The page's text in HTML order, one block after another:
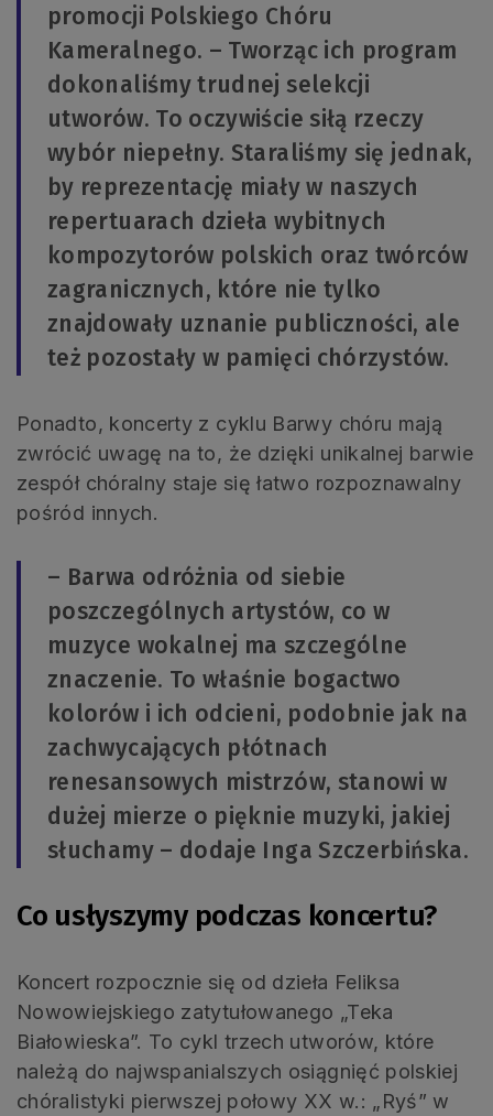
promocji Polskiego Chóru
Kameralnego. – Tworząc ich program
dokonaliśmy trudnej selekcji
utworów. To oczywiście siłą rzeczy
wybór niepełny. Staraliśmy się jednak,
by reprezentację miały w naszych
repertuarach dzieła wybitnych
kompozytorów polskich oraz twórców
zagranicznych, które nie tylko
znajdowały uznanie publiczności, ale
też pozostały w pamięci chórzystów.
Ponadto, koncerty z cyklu Barwy chóru mają
zwrócić uwagę na to, że dzięki unikalnej barwie
zespół chóralny staje się łatwo rozpoznawalny
pośród innych.
– Barwa odróżnia od siebie
poszczególnych artystów, co w
muzyce wokalnej ma szczególne
znaczenie. To właśnie bogactwo
kolorów i ich odcieni, podobnie jak na
zachwycających płótnach
renesansowych mistrzów, stanowi w
dużej mierze o pięknie muzyki, jakiej
słuchamy – dodaje Inga Szczerbińska.
Co usłyszymy podczas koncertu?
Koncert rozpocznie się od dzieła Feliksa
Nowowiejskiego zatytułowanego „Teka
Białowieska”. To cykl trzech utworów, które
należą do najwspanialszych osiągnięć polskiej
chóralistyki pierwszej połowy XX w.: „Ryś” w